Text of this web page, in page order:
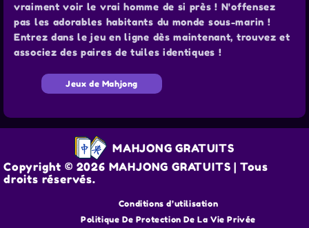
vraiment voir le vrai homme de si près ! N'offensez
pas les adorables habitants du monde sous-marin !
Entrez dans le jeu en ligne dès maintenant, trouvez et
associez des paires de tuiles identiques !
Jeux de Mahjong
MAHJONG GRATUITS
Copyright © 2026 MAHJONG GRATUITS | Tous
droits réservés.
Conditions d’utilisation
Politique De Protection De La Vie Privée